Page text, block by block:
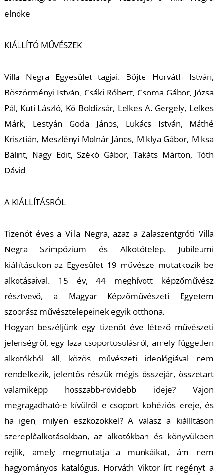
elnöke
KIÁLLÍTÓ MŰVÉSZEK
Villa Negra Egyesület tagjai: Böjte Horváth István,
Böszörményi István, Csáki Róbert, Csoma Gábor, Józsa
Pál, Kuti László, Kő Boldizsár, Lelkes A. Gergely, Lelkes
Márk, Lestyán Goda János, Lukács István, Máthé
Krisztián, Meszlényi Molnár János, Miklya Gábor, Miksa
Bálint, Nagy Edit, Székó Gábor, Takáts Márton, Tóth
Dávid
A KIÁLLÍTÁSRÓL
Tizenöt éves a Villa Negra, azaz a Zalaszentgróti Villa
Negra Szimpózium és Alkotótelep. Jubileumi
kiállításukon az Egyesület 19 művésze mutatkozik be
alkotásaival. 15 év, 44 meghívott képzőművész
résztvevő, a Magyar Képzőművészeti Egyetem
szobrász művésztelepeinek egyik otthona.
Hogyan beszéljünk egy tizenöt éve létező művészeti
jelenségről, egy laza csoportosulásról, amely független
alkotókból áll, közös művészeti ideológiával nem
rendelkezik, jelentős részük mégis összejár, összetart
valamiképp hosszabb-rövidebb ideje? Vajon
megragadható-e kívülről e csoport kohéziós ereje, és
ha igen, milyen eszközökkel? A válasz a kiállításon
szereplőalkotásokban, az alkotókban és könyvükben
rejlik, amely megmutatja a munkáikat, ám nem
hagyományos katalógus. Horváth Viktor írt regényt a